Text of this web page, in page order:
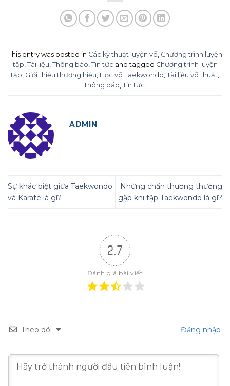
This entry was posted in Các kỹ thuật luyện võ, Chương trình luyện
tập, Tài liệu, Thông báo, Tin tức and tagged Chương trình luyện
tập, Giới thiệu thương hiệu, Học võ Taekwondo, Tài liệu võ thuật,
Thông báo, Tin tức.
ADMIN
Sự khác biệt giữa Taekwondo
và Karate là gì?
Những chấn thương thường
gặp khi tập Taekwondo là gì?
2.7
Đánh giá bài viết
Theo dõi Đăng nhập